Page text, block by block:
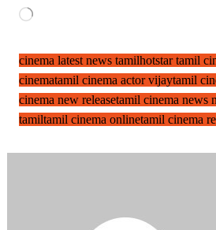
Loading…
cinema latest news tamilhotstar tamil
cinematamil cinema actor vijaytamil
cinema new releasetamil cinema news
tamiltamil cinema onlinetamil cinema